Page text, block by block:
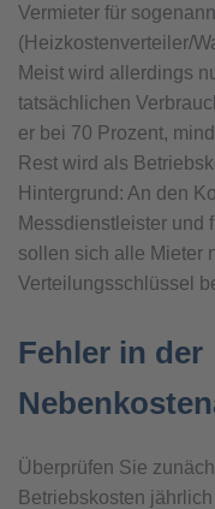
Vermieter für
(Heizkostenverteiler/
Meist wird allerdings
tatsächlichen
er bei 70 Prozent,
Rest wird als
Hintergrund: An den
Messdienstleister und
sollen sich alle Mieter
Verteilungsschlüssel
Fehler in der
Überprüfen Sie
Betriebskosten